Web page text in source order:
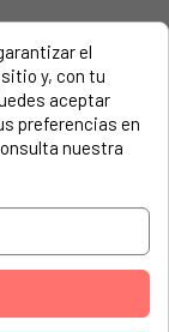
de tu
y
el
y, con tu
aceptar
preferencias en
nuestra